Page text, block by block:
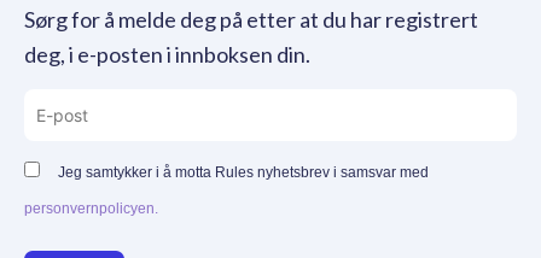
Sørg for å melde deg på etter at du har registrert
deg, i e-posten i innboksen din.
Jeg samtykker i å motta Rules nyhetsbrev i samsvar med
personvernpolicyen.